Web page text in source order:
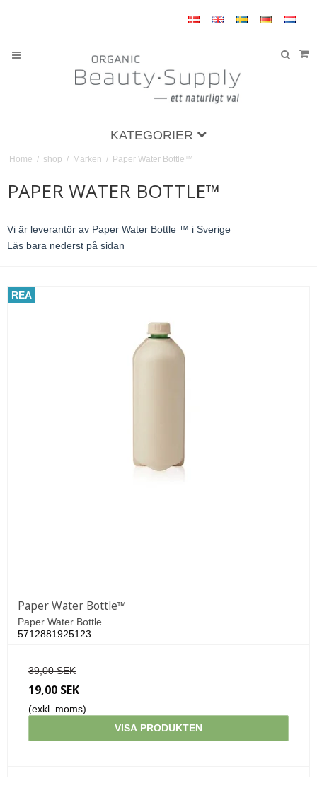
KATEGORIER
Home / shop / Märken / Paper Water Bottle™
PAPER WATER BOTTLE™
Vi är leverantör av Paper Water Bottle ™ i Sverige
Läs bara nederst på sidan
REA
Paper Water Bottle™
Paper Water Bottle
5712881925123
39,00 SEK
19,00 SEK
(exkl. moms)
VISA PRODUKTEN